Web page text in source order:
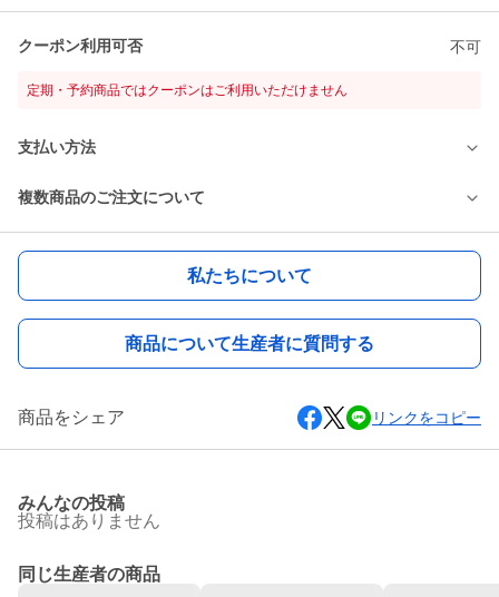
クーポン利用可否 不可
定期・予約商品ではクーポンはご利用いただけません
支払い方法
複数商品のご注文について
私たちについて
商品について生産者に質問する
商品をシェア リンクをコピー
みんなの投稿
投稿はありません
同じ生産者の商品